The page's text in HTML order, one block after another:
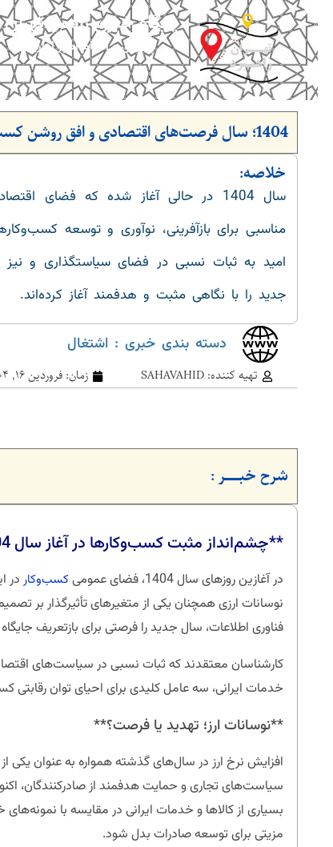
پایگاه خبری راهبردتهران
پیگیری و انجام امور اداری
1404؛ سال فرصت‌های اقتصادی و افق روشن کسب‌وکارهای ایرانی در مسیر تحول
خلاصه:
سال 1404 در حالی آغاز شده که فضای
مناسبی برای بازآفرینی، نوآوری و توسعه
امید به ثبات نسبی در فضای سیاستگذاری و
جدید را با نگاهی مثبت و هدفمند آغاز کرده‌اند.
دسته بندی خبری : اشتغال
تهیه کننده: زمان: فروردین ۱۶, ۱۴۰۴
شرح خبــــــر :
**چشم‌انداز مثبت کسب‌وکارها در آغاز سال 1404**
در آغازین روزهای سال 1404، فضای عمومی کسب‌وکار در
نوسانات ارزی همچنان یکی از متغیرهای تأثیرگذار بر
فناوری اطلاعات، سال جدید را فرصتی برای بازتعریف
کارشناسان معتقدند که ثبات نسبی در سیاست‌های
خدمات ایرانی، سه عامل کلیدی برای احیای توان
**نوسانات ارز؛ تهدید یا فرصت؟**
افزایش نرخ ارز در سال‌های گذشته همواره به عنوان یکی
سیاست‌های تجاری و حمایت هدفمند از صادرکنندگان،
بسیاری از کالاها و خدمات ایرانی در مقایسه با
مزیتی برای توسعه صادرات بدل شود.